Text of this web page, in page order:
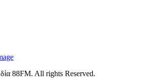
88FM. All rights Reserved.